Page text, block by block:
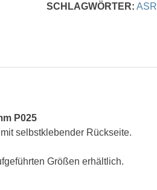
Menge
SCHLAGWÖRTER:
P025
selbstklebender Rückseite.
Größen erhältlich.